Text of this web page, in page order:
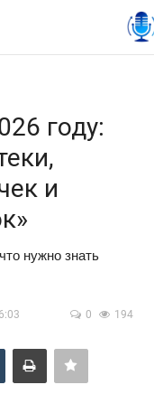
году:
и
нужно знать
0 194